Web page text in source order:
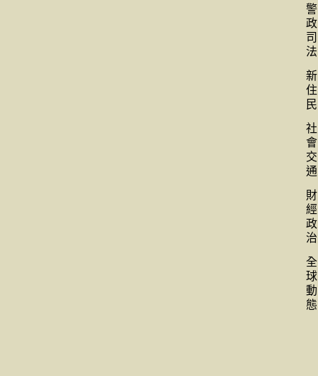
警
政
司
法
新
住
民
社
會
交
通
財
經
政
治
全
球
動
態